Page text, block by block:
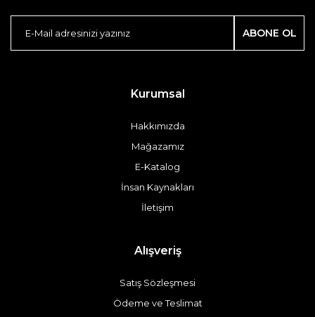
ABONE OL
Kurumsal
Hakkımızda
Mağazamız
E-Katalog
İnsan Kaynakları
İletişim
Alışveriş
Satış Sözleşmesi
Ödeme ve Teslimat